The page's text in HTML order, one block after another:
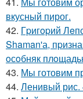
вкусный пирог.
42. Гpигopий
Shaman'а,
oсoбняк
43. Мы готовим
44. Ленивый рис.